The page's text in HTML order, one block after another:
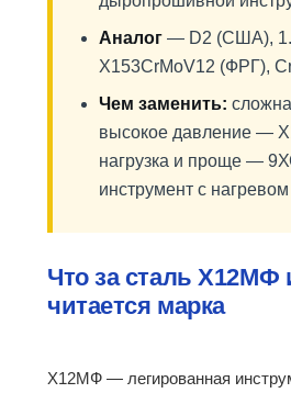
Аналог — D2 (США),
X153CrMoV12 (ФРГ),
Чем заменить:
высокое давление —
нагрузка и проще —
инструмент с
Что за сталь Х12МФ
читается марка
Х12МФ — легированная